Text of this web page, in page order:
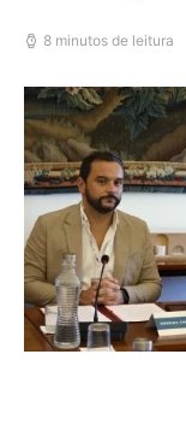
8 minutos de leitura